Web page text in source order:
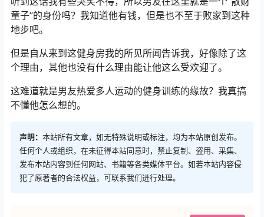
童子”的身份吗？我知道他有钱，但是也不至于败家到这种
地步吧。
但是自从来到这健身房我的所见所闻告诉我，好像除了这
个理由，其他也没有什么理由能让他这么受欢迎了。
这难道就是男友热爱多人运动的健身训练的缘故？我真搞
不懂他怎么想的。
声明： 本站所有文章，如无特殊说明或标注，均为本站原创发布。
任何个人或组织，在未征得本站同意时，禁止复制、盗用、采集、
发布本站内容到任何网站、书籍等各类媒体平台。如若本站内容侵
犯了原著者的合法权益，可联系我们进行处理。